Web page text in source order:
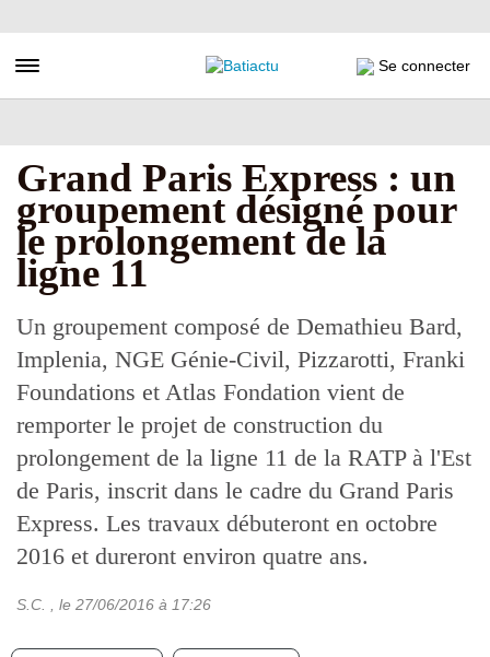
au
principal
Toggle navigation Se connecter
Grand Paris Express : un
groupement désigné pour
le prolongement de la
ligne 11
Un groupement composé de Demathieu Bard,
Implenia, NGE Génie-Civil, Pizzarotti, Franki
Foundations et Atlas Fondation vient de
remporter le projet de construction du
prolongement de la ligne 11 de la RATP à l'Est
de Paris, inscrit dans le cadre du Grand Paris
Express. Les travaux débuteront en octobre
2016 et dureront environ quatre ans.
S.C. , le 27/06/2016 à 17:26